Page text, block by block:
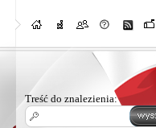
Treść do znalezienia: